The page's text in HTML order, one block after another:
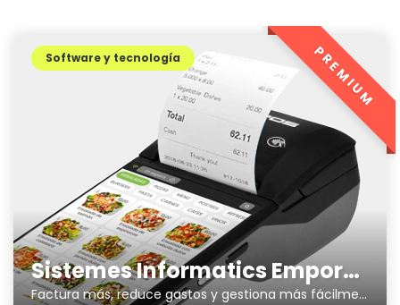
Sistemes Informatics Empordà SLL
Factura más, reduce gastos y gestiona más fácilmente tu negocio
Software y tecnología PREMIUM